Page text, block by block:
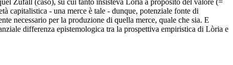
capitalistica - una merce è tale - dunque, potenziale fonte di
necessario per la produzione di quella merce, quale che sia. E
differenza epistemologica tra la prospettiva empiristica di Lòria e